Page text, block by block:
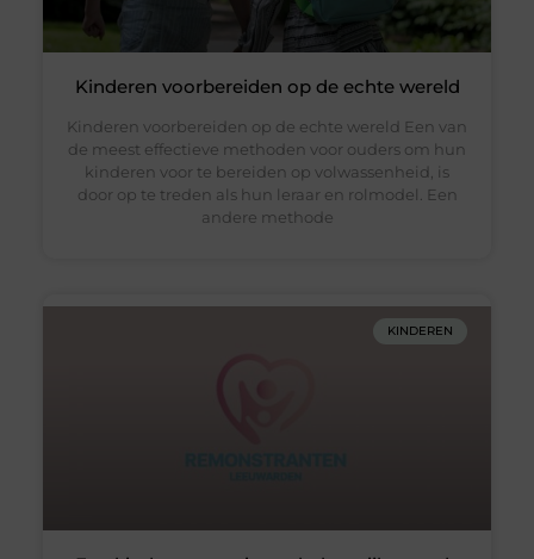
Kinderen voorbereiden op de echte wereld
Kinderen voorbereiden op de echte wereld Een van
de meest effectieve methoden voor ouders om hun
kinderen voor te bereiden op volwassenheid, is
door op te treden als hun leraar en rolmodel. Een
andere methode
KINDEREN